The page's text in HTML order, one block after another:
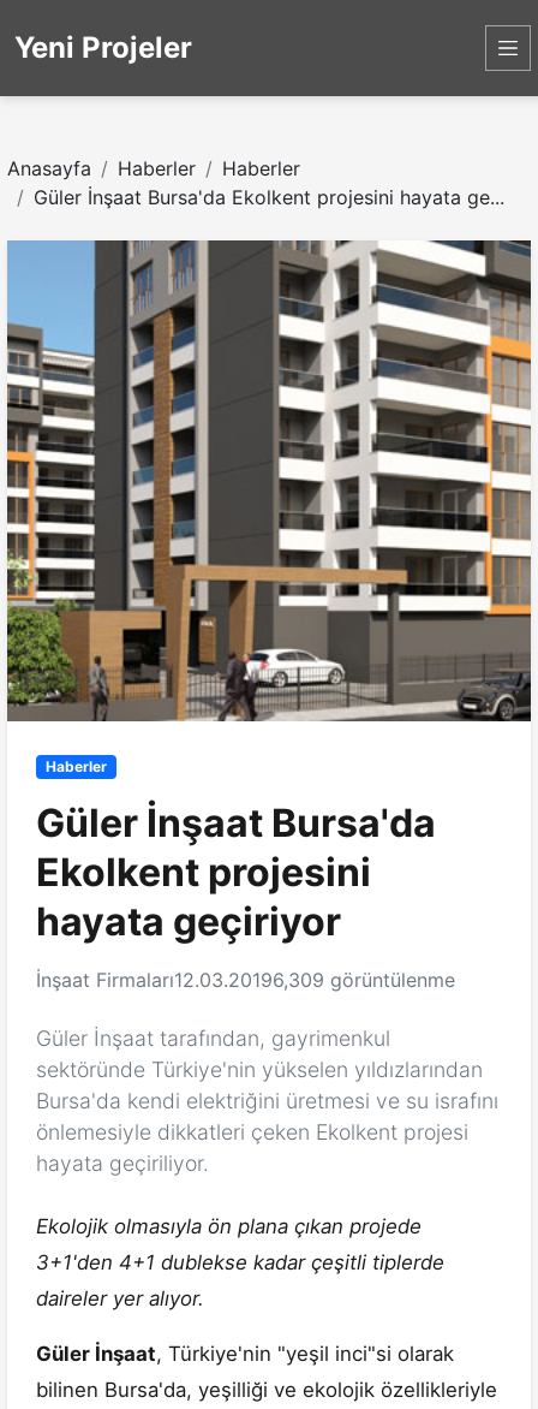
Yeni Projeler
Anasayfa Haberler
Haberler
Güler İnşaat Bursa'da Ekolkent projesini hayata ge...
Haberler
Güler İnşaat Bursa'da
Ekolkent projesini
hayata geçiriyor
İnşaat Firmaları12.03.20196,309 görüntülenme
Güler İnşaat tarafından, gayrimenkul
sektöründe Türkiye'nin yükselen yıldızlarından
Bursa'da kendi elektriğini üretmesi ve su israfını
önlemesiyle dikkatleri çeken Ekolkent projesi
hayata geçiriliyor.
Ekolojik olmasıyla ön plana çıkan projede
3+1'den 4+1 dublekse kadar çeşitli tiplerde
daireler yer alıyor.
Güler İnşaat, Türkiye'nin "yeşil inci"si olarak
bilinen Bursa'da, yeşilliği ve ekolojik özellikleriyle